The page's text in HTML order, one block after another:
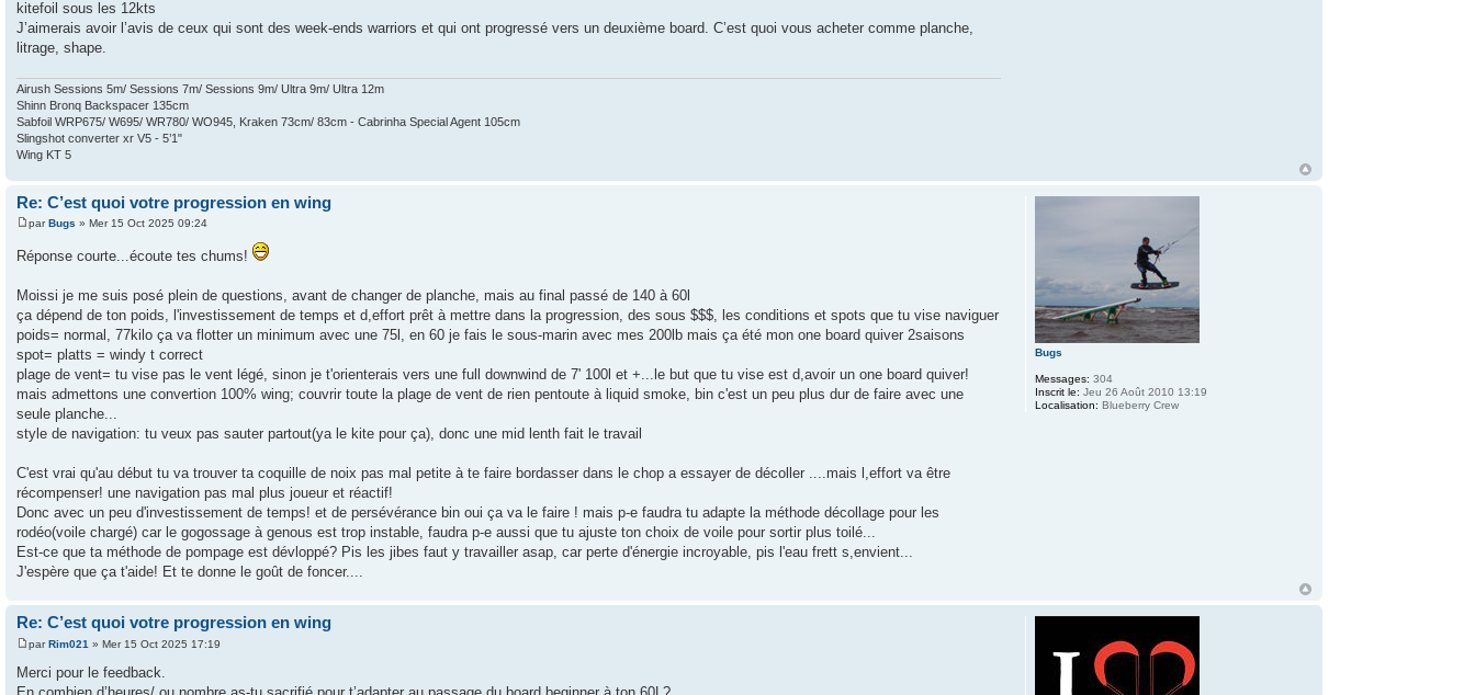
kitefoil sous les 12kts
J’aimerais avoir l’avis de ceux qui sont des week-ends warriors et qui ont progressé vers un deuxième board. C’est quoi vous acheter comme planche,
litrage, shape.
Airush Sessions 5m/ Sessions 7m/ Sessions 9m/ Ultra 9m/ Ultra 12m
Shinn Bronq Backspacer 135cm
Sabfoil WRP675/ W695/ WR780/ WO945, Kraken 73cm/ 83cm - Cabrinha Special Agent 105cm
Slingshot converter xr V5 - 5’1"
Wing KT 5
Re: C’est quoi votre progression en wing
parBugs » Mer 15 Oct 2025 09:24
Réponse courte...écoute tes chums!
Moissi je me suis posé plein de questions, avant de changer de planche, mais au final passé de 140 à 60l
ça dépend de ton poids, l'investissement de temps et d,effort prêt à mettre dans la progression, des sous $$$, les conditions et spots que tu vise naviguer
poids= normal, 77kilo ça va flotter un minimum avec une 75l, en 60 je fais le sous-marin avec mes 200lb mais ça été mon one board quiver 2saisons
spot= platts = windy t correct
plage de vent= tu vise pas le vent légé, sinon je t'orienterais vers une full downwind de 7' 100l et +...le but que tu vise est d,avoir un one board quiver!
mais admettons une convertion 100% wing; couvrir toute la plage de vent de rien pentoute à liquid smoke, bin c'est un peu plus dur de faire avec une
seule planche...
style de navigation: tu veux pas sauter partout(ya le kite pour ça), donc une mid lenth fait le travail
C'est vrai qu'au début tu va trouver ta coquille de noix pas mal petite à te faire bordasser dans le chop a essayer de décoller ....mais l,effort va être
récompenser! une navigation pas mal plus joueur et réactif!
Donc avec un peu d'investissement de temps! et de persévérance bin oui ça va le faire ! mais p-e faudra tu adapte la méthode décollage pour les
rodéo(voile chargé) car le gogossage à genous est trop instable, faudra p-e aussi que tu ajuste ton choix de voile pour sortir plus toilé...
Est-ce que ta méthode de pompage est dévloppé? Pis les jibes faut y travailler asap, car perte d'énergie incroyable, pis l'eau frett s,envient...
J'espère que ça t'aide! Et te donne le goût de foncer....
Bugs
Messages: 304
Inscrit le: Jeu 26 Août 2010 13:19
Localisation: Blueberry Crew
Re: C’est quoi votre progression en wing
parRim021 » Mer 15 Oct 2025 17:19
Merci pour le feedback.